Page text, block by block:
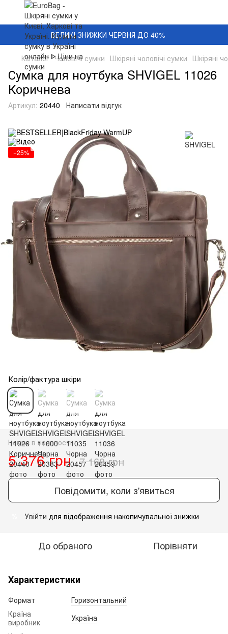
ВЕЛИКІ ЗНИЖКИ ЧЕРВНЯ ДО 40%
Каталог Чоловічі сумки Шкіряні чоловічі сумки Шкіряні
Сумка для ноутбука SHVIGEL 11026
Коричнева
Артикул: 20440 Написати відгук
−25%
Колір/фактура шкіри
Немає в наявності
5 376 грн 7 168 грн
Повідомити, коли з'явиться
Увійти для відображення накопичувальної знижки
До обраного Порівняти
Характеристики
Формат
Горизонтальний
Країна
виробник
Україна